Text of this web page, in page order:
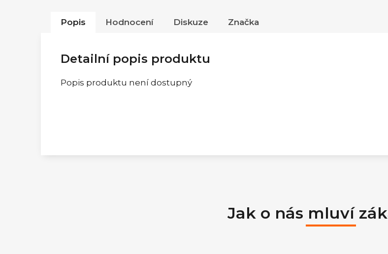
Popis Hodnocení Diskuze Značka
Detailní popis produktu
Popis produktu není dostupný
Jak o nás mluví